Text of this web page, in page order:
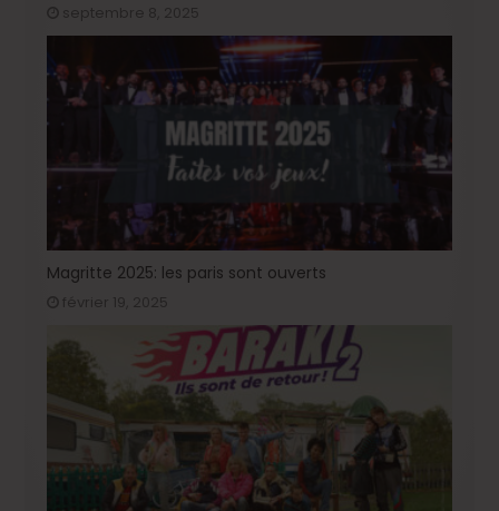
septembre 8, 2025
Magritte 2025: les paris sont ouverts
février 19, 2025